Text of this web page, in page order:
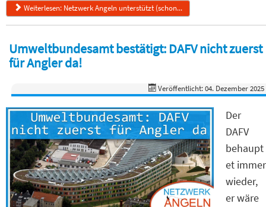
Weiterlesen: Netzwerk Angeln unterstützt (schon...
Umweltbundesamt bestätigt: DAFV nicht zuerst
für Angler da!
Veröffentlicht: 04. Dezember 2025
Der
DAFV
behaupt
et immer
wieder,
er wäre